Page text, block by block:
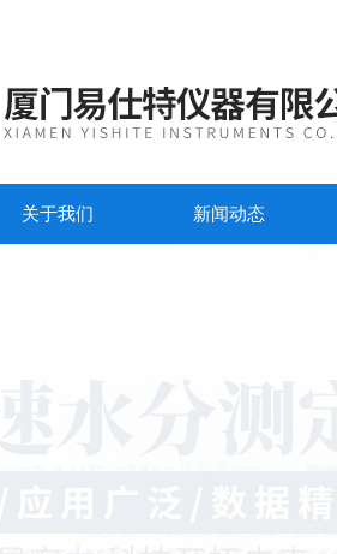
关于我们 新闻动态